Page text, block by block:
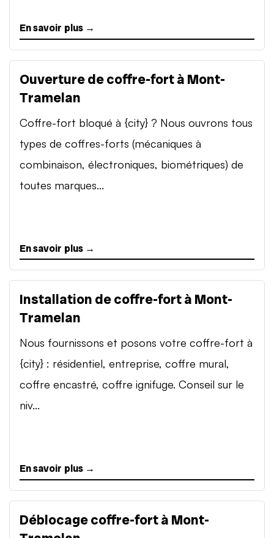
En savoir plus →
Ouverture de coffre-fort à Mont-
Tramelan
Coffre-fort bloqué à {city} ? Nous ouvrons tous
types de coffres-forts (mécaniques à
combinaison, électroniques, biométriques) de
toutes marques...
En savoir plus →
Installation de coffre-fort à Mont-
Tramelan
Nous fournissons et posons votre coffre-fort à
{city} : résidentiel, entreprise, coffre mural,
coffre encastré, coffre ignifuge. Conseil sur le
niv...
En savoir plus →
Déblocage coffre-fort à Mont-